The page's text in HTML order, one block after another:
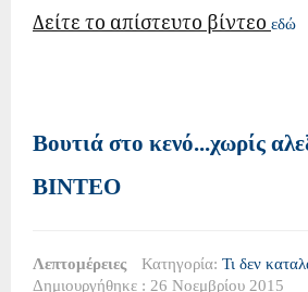
Δείτε το απίστευτο βίντεο εδώ
Βουτιά στο κενό...χωρίς
ΒΙΝΤΕΟ
Λεπτομέρειες Κατηγορία: Τι δεν
Δημιουργήθηκε : 26 Νοεμβρίου 2015